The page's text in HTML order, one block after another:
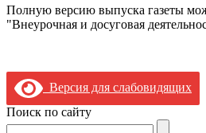
Полную версию выпуска газеты
"Внеурочная и досуговая
şans
casino
|
vidobet
vidobet
vidobet
güncel
giriş
|
vidobet
giriş
|
casinolevant
casinolevant
casinolevant
vidobet
giriş
|
şans
casino
|
casinolevant
giriş
|
casino
şans
|
şans
casino
giriş
|
casino
levant
|
casino
şans
|
casino
şans
|
boostaro
casinolevant
giriş
|
şans
casino
giriş
|
casinolevant
giriş
|
şanscasino
vidobet
vidobet
giriş
|
levant
casino
|
gorabet
galyabet
gorabet
gorabet
gorabet
vidobet
giriş
|
galyabet
gorabet
gorabet
Версия для слабовидящих
Поиск по сайту